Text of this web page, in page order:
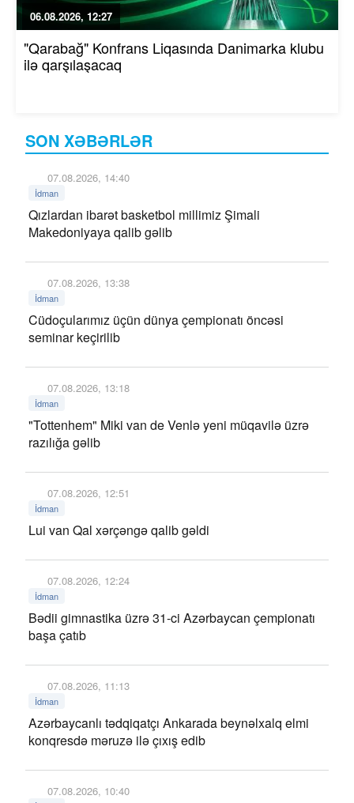
SON XƏBƏRLƏR
07.08.2026, 14:40
İdman
Qızlardan ibarət basketbol millimiz Şimali
Makedoniyaya qalib gəlib
07.08.2026, 13:38
İdman
Cüdoçularımız üçün dünya çempionatı öncəsi
seminar keçirilib
07.08.2026, 13:18
İdman
"Tottenhem" Miki van de Venlə yeni müqavilə üzrə
razılığa gəlib
07.08.2026, 12:51
İdman
Lui van Qal xərçəngə qalib gəldi
07.08.2026, 12:24
İdman
Bədii gimnastika üzrə 31-ci Azərbaycan çempionatı
başa çatıb
07.08.2026, 11:13
İdman
Azərbaycanlı tədqiqatçı Ankarada beynəlxalq elmi
konqresdə məruzə ilə çıxış edib
07.08.2026, 10:40
06.08.2026, 12:27
"Qarabağ" Konfrans Liqasında Danimarka klubu
ilə qarşılaşacaq